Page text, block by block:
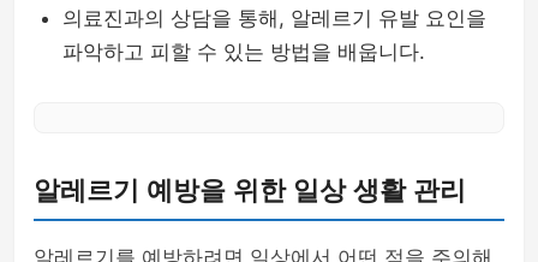
의료진과의 상담을 통해, 알레르기 유발 요인을
파악하고 피할 수 있는 방법을 배웁니다.
알레르기 예방을 위한 일상 생활 관리
알레르기를 예방하려면 일상에서 어떤 점을 주의해